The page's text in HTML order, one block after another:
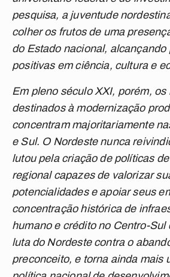
pesquisa, a juventude
colher os frutos de uma
do Estado nacional, alcançando
positivas em ciência, cultura e
Em pleno século XXI, porém,
destinados à modernização
concentram majoritariamente
e Sul. O Nordeste nunca
lutou pela criação de políticas
regional capazes de valorizar
potencialidades e apoiar seus
concentração histórica de
humano e crédito no Centro-Sul
luta do Nordeste contra o
preconceito, e torna ainda mais